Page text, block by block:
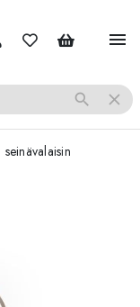
menu
search close